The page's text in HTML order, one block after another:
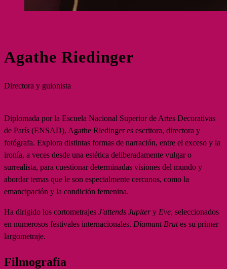
Agathe Riedinger
Directora y guionista
Diplomada por la Escuela Nacional Superior de Artes Decorativas
de París (ENSAD), Agathe Riedinger es escritora, directora y
fotógrafa. Explora distintas formas de narración, entre el exceso y la
ironía, a veces desde una estética deliberadamente vulgar o
surrealista, para cuestionar determinadas visiones del mundo y
abordar temas que le son especialmente cercanos, como la
emancipación y la condición femenina.
Ha dirigido los cortometrajes J'attends Jupitery Eve, seleccionados
en numerosos festivales internacionales. Diamant Brutes su primer
largometraje.
Filmografía